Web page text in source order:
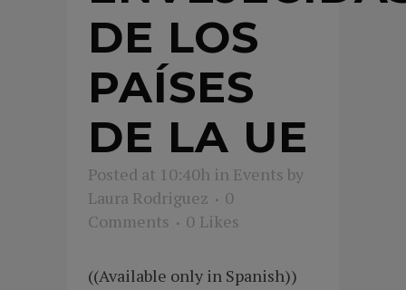
DE LOS
PAÍSES
DE LA UE
Posted at 10:40h in Events by
Laura Rodriguez
0
Comments
0 Likes
((Available only in Spanish))